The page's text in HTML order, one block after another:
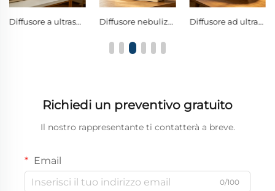
Diffusore a ultrasuoni per legno e vetro senza acqua, diffusore professionale per oli essenziali con ugello antigoccia e LED a 7 colori Diffusore nebulizzante senza acqua in vetro borosilicato e legno massello naturale, con manopola metallica di controllo, diffusore a freddo per oli essenziali puri Diffusore ad ultrasuoni a doppio flusso freddo senza acqua, con strati curvi in legno massello privi di contatto con plastica, diffusore sferico per oli essenziali puri in vetro borosilicato E-glass
Richiedi un preventivo gratuito
Il nostro rappresentante ti contatterà a breve.
Email
0/100